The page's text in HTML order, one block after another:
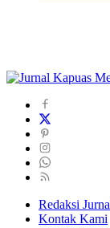
Redaksi
Kontak Kami